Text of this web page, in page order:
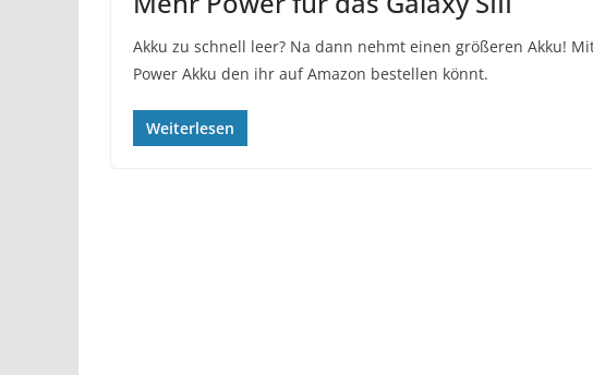
Akku zu schnell leer? Na dann nehmt einen größeren Akku!
Power Akku den ihr auf Amazon bestellen könnt.
Weiterlesen